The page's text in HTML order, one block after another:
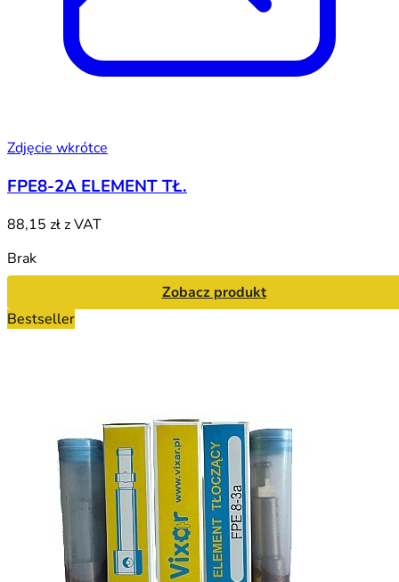
Zdjęcie wkrótce
FPE8-2A ELEMENT TŁ.
88,15 złz VAT
Brak
Zobacz produkt
Bestseller